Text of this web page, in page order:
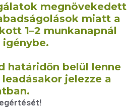
megnövekedett
miatt a
1–2 munkanapnál
határidőn belül lenne
jelezze a